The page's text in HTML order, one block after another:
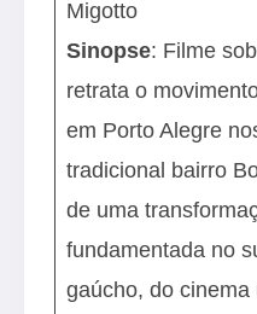
Migotto
Sinopse: Filme
retrata o
em Porto Alegre
tradicional bairro
de uma
fundamentada no
gaúcho, do cinema